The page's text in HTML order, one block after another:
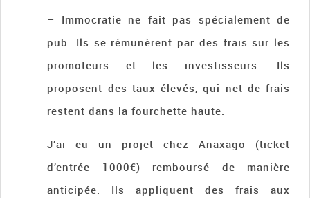
– Immocratie ne fait pas spécialement de
pub. Ils se rémunèrent par des frais sur les
promoteurs et les investisseurs. Ils
proposent des taux élevés, qui net de frais
restent dans la fourchette haute.
J’ai eu un projet chez Anaxago (ticket
d’entrée 1000€) remboursé de manière
anticipée. Ils appliquent des frais aux